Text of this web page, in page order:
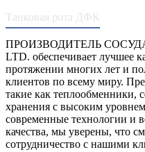
Танковая рота ДФК
ПРОИЗВОДИТЕЛЬ
LTD. обеспечивает лучшее
протяжении многих лет и
клиентов по всему миру.
такие как теплообменники,
хранения с высоким
современные технологии и
качества, мы уверены, что
сотрудничество с нашими